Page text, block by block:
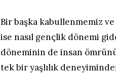
Bir başka kabullenmemiz
ise nasıl gençlik dönemi
döneminin de insan
tek bir yaşlılık